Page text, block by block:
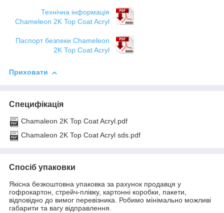
Технічна інформація
Chameleon 2K Top Coat Acryl
Паспорт безпеки Chameleon
2K Top Coat Acryl
Приховати
Специфікація
Chamaleon 2K Top Coat Acryl.pdf
Chamaleon 2K Top Coat Acryl sds.pdf
Спосіб упаковки
Якісна безкоштовна упаковка за рахунок продавця у
гофрокартон, стрейч-плівку, картонні коробки, пакети,
відповідно до вимог перевізника. Робимо мінімально можливі
габарити та вагу відправлення.